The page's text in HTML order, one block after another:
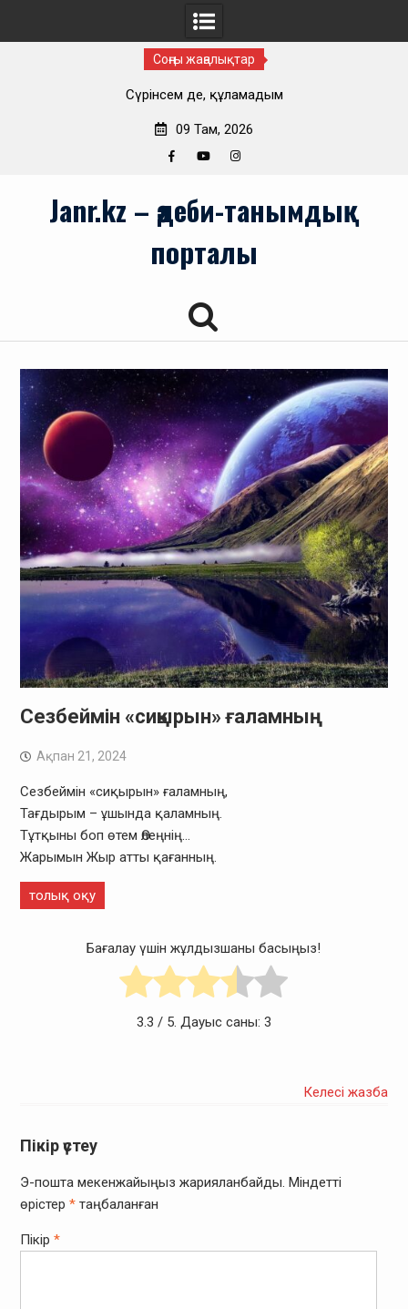
Соңғы жаңалықтар
Сүрінсем де, құламадым
09 Там, 2026
Janr.kz – әдеби-танымдық
порталы
Сезбеймін «сиқырын» ғаламның
Ақпан 21, 2024
Сезбеймін «сиқырын» ғаламның,
Тағдырым – ұшында қаламның.
Тұтқыны боп өтем Өлеңнің…
Жарымын Жыр атты қағанның.
толық оқу
Бағалау үшін жұлдызшаны басыңыз!
3.3 / 5. Дауыс саны: 3
Келесі жазба
Пікір үстеу
Э-пошта мекенжайыңыз жарияланбайды. Міндетті
өрістер *таңбаланған
Пікір *